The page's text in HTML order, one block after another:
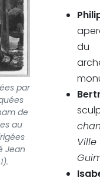
par
de
au
Jean
du